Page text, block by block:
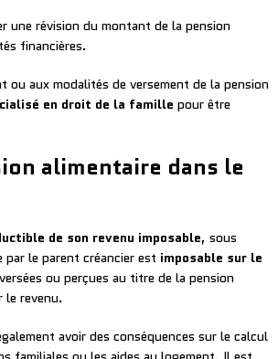
une révision du montant de la pension
financières.
aux modalités de versement de la pension
en droit de la famille pour être
alimentaire dans le
de son revenu imposable, sous
le parent créancier est imposable sur le
ou perçues au titre de la pension
le revenu.
avoir des conséquences sur le calcul